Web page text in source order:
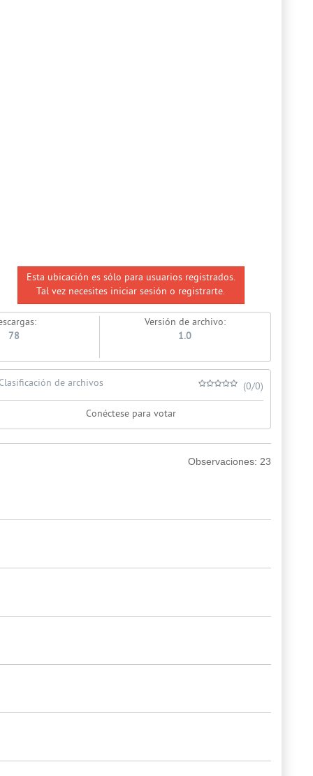
Esta ubicación es sólo para usuarios registrados.
Tal vez necesites iniciar sesión o registrarte.
78
Versión de archivo:
1.0
de archivos (0/0)
Conéctese para votar
Observaciones: 23